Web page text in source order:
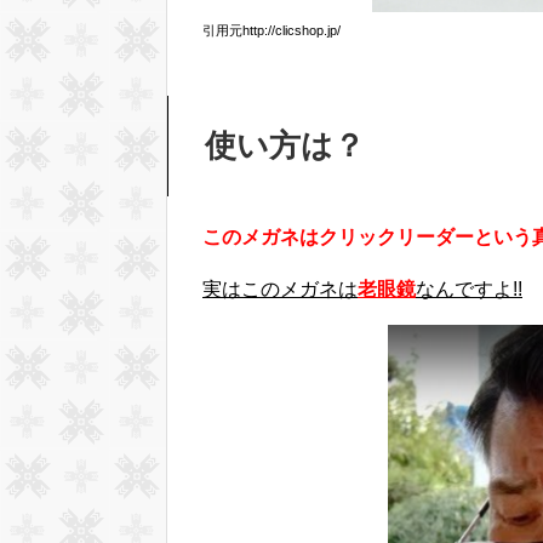
引用元http://clicshop.jp/
使い方は？
このメガネはクリックリーダーとい
実はこのメガネは老眼鏡なんですよ!!